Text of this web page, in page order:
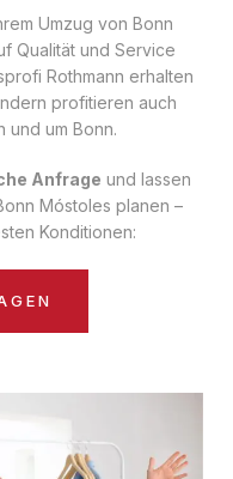
Umzug von Bonn
Qualität und Service
Rothmann erhalten
profitieren auch
und um Bonn.
Anfrage und lassen
Móstoles planen –
Konditionen: